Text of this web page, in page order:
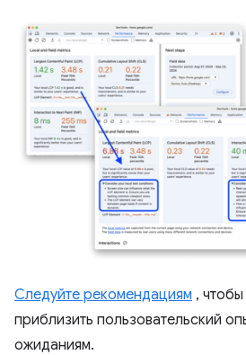
Следуйте рекомендациям ,
приблизить пользовательский
ожиданиям.